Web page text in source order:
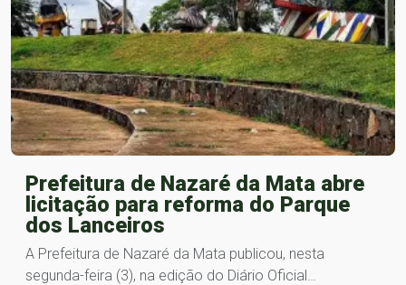
Prefeitura de Nazaré da Mata abre
licitação para reforma do Parque
dos Lanceiros
A Prefeitura de Nazaré da Mata publicou, nesta
segunda-feira (3), na edição do Diário Oficial…